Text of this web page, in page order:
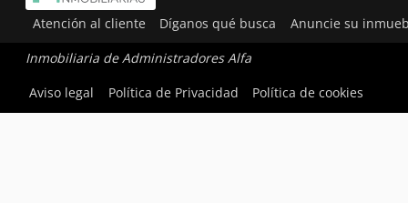
Atención al cliente Díganos qué busca Anuncie su
Inmobiliaria de Administradores Alfa
Aviso legal
Política de Privacidad Política de cookies